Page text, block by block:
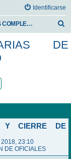
Identificarse
NORMAS COMPLEMENTARIAS DE INTERVENCION EN EL FORO
s
DE
Y CIERRE DE
2018, 23:10
DE OFICIALES